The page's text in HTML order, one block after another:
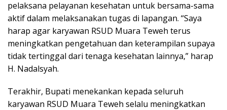
pelaksana pelayanan kesehatan untuk bersama-sama
aktif dalam melaksanakan tugas di lapangan. “Saya
harap agar karyawan RSUD Muara Teweh terus
meningkatkan pengetahuan dan keterampilan supaya
tidak tertinggal dari tenaga kesehatan lainnya,” harap
H. Nadalsyah.
Terakhir, Bupati menekankan kepada seluruh
karyawan RSUD Muara Teweh selalu meningkatkan